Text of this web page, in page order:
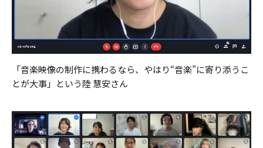
「音楽映像の制作に携わるなら、やはり“音楽”に寄り添うこ
とが大事」という陸 慧安さん